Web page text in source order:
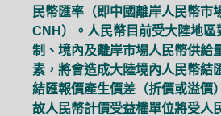
民幣匯率（即中國離岸人民幣市
CNH）。人民幣目前受大陸地區
制、境內及離岸市場人民幣供給
素，將會造成大陸境內人民幣結
結匯報價產生價差（折價或溢價
故人民幣計價受益權單位將受人